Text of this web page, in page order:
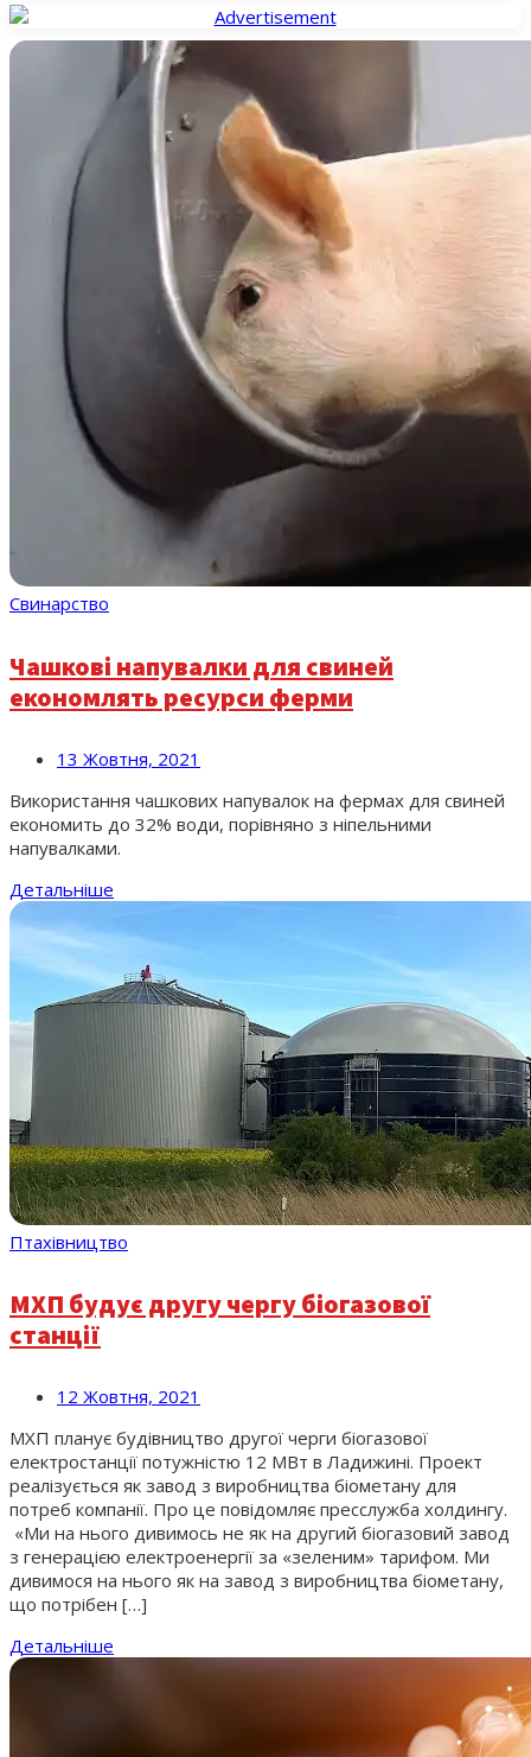
Свинарство
Чашкові напувалки для свиней
економлять ресурси ферми
13 Жовтня, 2021
Використання чашкових напувалок на фермах для свиней
економить до 32% води, порівняно з ніпельними
напувалками.
Детальніше
Птахівництво
МХП будує другу чергу біогазової
станції
12 Жовтня, 2021
МХП планує будівництво другої черги біогазової
електростанції потужністю 12 МВт в Ладижині. Проект
реалізується як завод з виробництва біометану для
потреб компанії. Про це повідомляє пресслужба холдингу.
«Ми на нього дивимось не як на другий біогазовий завод
з генерацією електроенергії за «зеленим» тарифом. Ми
дивимося на нього як на завод з виробництва біометану,
що потрібен […]
Детальніше